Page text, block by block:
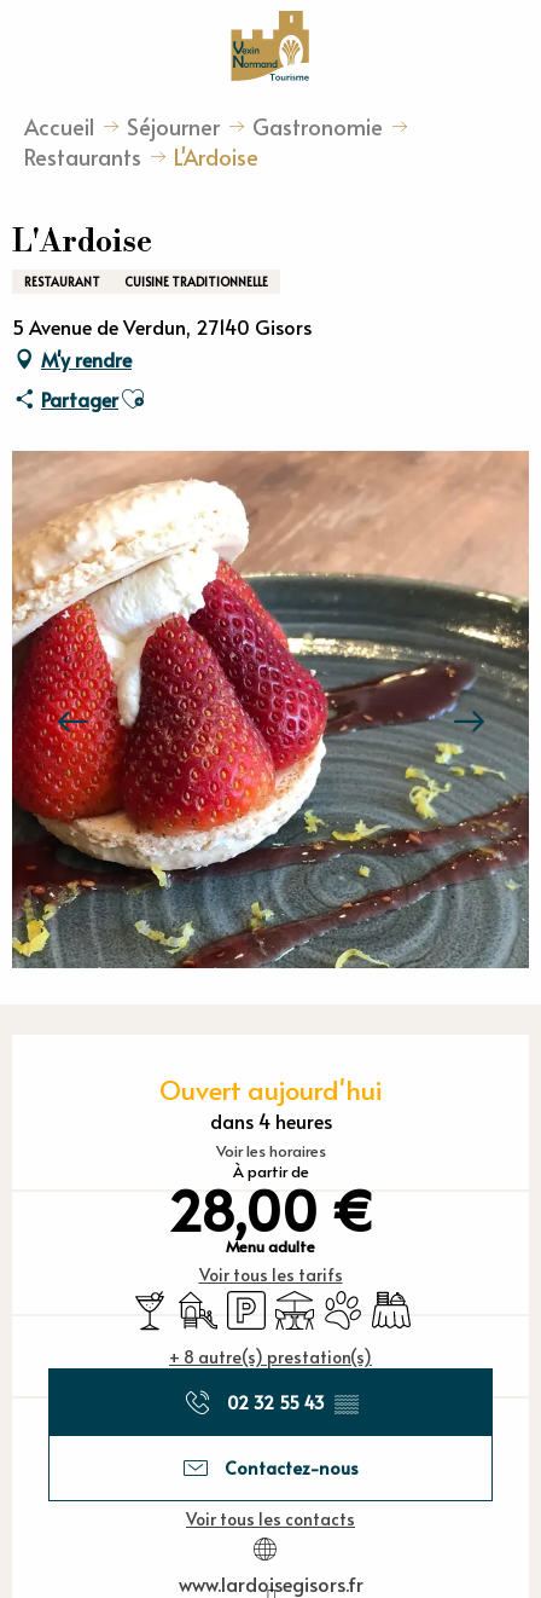
Accueil Séjourner
Gastronomie
Restaurants
L'Ardoise
L'Ardoise
RESTAURANT CUISINE TRADITIONNELLE
5 Avenue de Verdun, 27140 Gisors
M'y rendre
PartagerAjouter aux favoris
Ouvert aujourd'hui
dans 4 heures
Voir les horaires
À partir de
28,00 €
Menu adulte
Voir tous les tarifs
Bar / Buvette
Jeux pour enfants / Espace jeux
ParkingTerrasseAnimaux acceptés
Banquet
+ 8 autre(s) prestation(s)
02 32 55 43 ▒▒
Contactez-nous
Voir tous les contacts
www.lardoisegisors.fr